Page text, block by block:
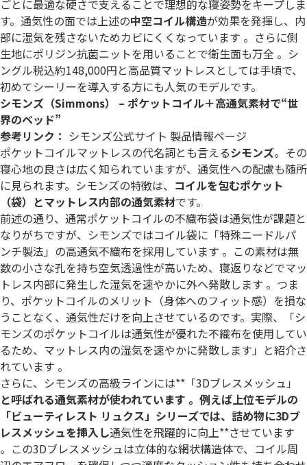
ごとに最適な硬さで支えることで理想的な寝姿勢をキープしま
す。通気性の面では上述の中空コイル構造が効果を発揮し、内
部に湿気を残さないためカビにくくなっています 。さらに側
生地にポリジン抗菌ニットを用いることで衛生面も万全 。シ
ングル税込約148,000円と高品質マットレスとしては手頃で、
初めてシーリーを導入する方にも人気のモデルです。
シモンズ（Simmons） – ポケットコイル＋高通気素材で“世
界のベッド”
参考リンク： シモンズ公式サイト 製品情報ページ
ポケットコイルマットレスの代名詞とも言えるシモンズ。その
寝心地の良さは広く知られていますが、通気性への配慮も随所
に見られます。シモンズの特徴は、 コイルを包むポケット
（袋）とマットレス内部の通気素材です。
前述の通り、通常ポケットコイルの不織布袋は通気性が課題と
なりがちですが、シモンズではコイル袋に「特殊ニードルパ
ンチ製法」の高通気不織布を採用しています 。この素材は無
数の小さな孔を持ち空気透過性が高いため、寝返りなどでマッ
トレス内部に発生した湿気を速やかに外へ発散します 。つま
り、ポケットコイルのメリット（身体へのフィット感）を損な
うことなく、通気性だけを向上させているのです。実際、「シ
モンズのポケットコイルは通気性が優れた不織布を使用してい
るため、マットレス内の湿気を速やかに発散します」と紹介さ
れています 。
さらに、シモンズの高級ラインには**「3Dブレスメッシュ」
と呼ばれる通気素材が使われています 。例えば上位モデルの
「ビューティレスト リュクス」シリーズでは、詰め物に3Dブ
レスメッシュを挿入し通気性を飛躍的に向上**させています
。この3Dブレスメッシュは立体的な網状構造体で、コイル周